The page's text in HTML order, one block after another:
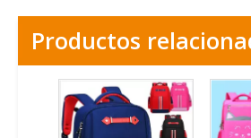
Productos